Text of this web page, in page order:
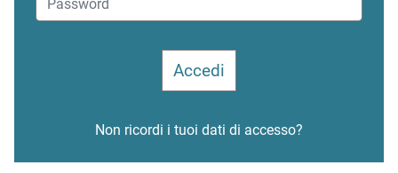
Non ricordi i tuoi dati di accesso?